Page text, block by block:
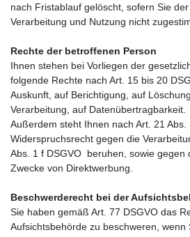
nach Fristablauf gelöscht, sofern Sie
Verarbeitung und Nutzung nicht
Rechte der betroffenen Person
Ihnen stehen bei Vorliegen der
folgende Rechte nach Art. 15 bis 20
Auskunft, auf Berichtigung, auf
Verarbeitung, auf Datenübertragbarkeit.
Außerdem steht Ihnen nach Art. 21 Abs.
Widerspruchsrecht gegen die
Abs. 1 f DSGVO beruhen, sowie gegen
Zwecke von Direktwerbung.
Beschwerderecht bei der
Sie haben gemäß Art. 77 DSGVO das
Aufsichtsbehörde zu beschweren, wenn